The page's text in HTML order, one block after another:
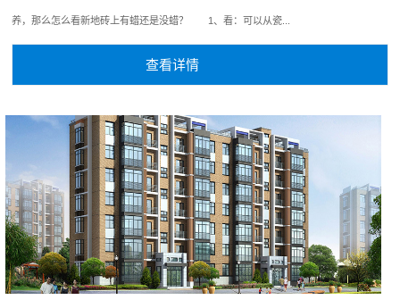
养，那么怎么看新地砖上有蜡还是没蜡？ 1、看：可以从瓷...
查看详情